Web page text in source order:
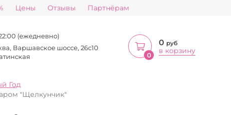
Цены Отзывы Партнёрам
(ежедневно)
Варшавское шоссе, 26с10
0
0 руб
в корзину
Год
"Щелкунчик"